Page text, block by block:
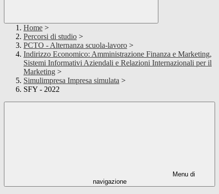
Home >
Percorsi di studio >
PCTO - Alternanza scuola-lavoro >
Indirizzo Economico: Amministrazione Finanza e Marketing,
Sistemi Informativi Aziendali e Relazioni Internazionali per il
Marketing >
Simulimpresa Impresa simulata >
SFY - 2022
Menu di
navigazione